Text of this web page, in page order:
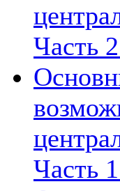
Часть
Часть